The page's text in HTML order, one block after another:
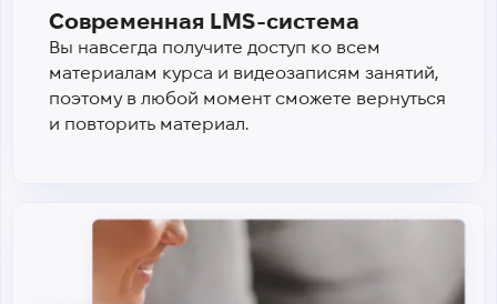
Современная LMS-система
Вы навсегда получите доступ ко всем
материалам курса и видеозаписям занятий,
поэтому в любой момент сможете вернуться
и повторить материал.